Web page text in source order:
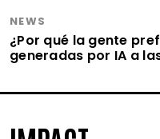
NEWS
¿Por qué la gente
generadas por IA a